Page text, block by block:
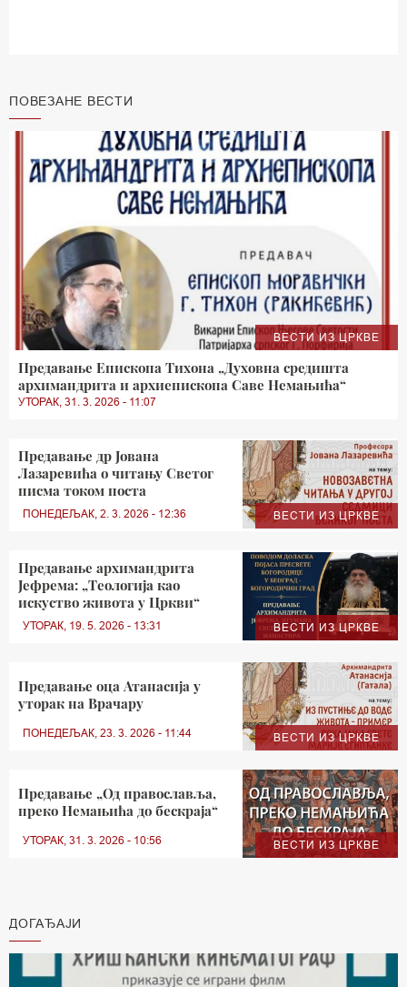
ПОВЕЗАНЕ ВЕСТИ
ВЕСТИ ИЗ ЦРКВЕ
Предавање Епископа Тихона „Духовна средишта
архимандрита и архиепископа Саве Немањића“
УТОРАК, 31. 3. 2026 - 11:07
ВЕСТИ ИЗ ЦРКВЕ
Предавање др Јована
Лазаревића о читању Светог
писма током поста
ПОНЕДЕЉАК, 2. 3. 2026 - 12:36
ВЕСТИ ИЗ ЦРКВЕ
Предавање архимандрита
Јефрема: „Теологија као
искуство живота у Цркви“
УТОРАК, 19. 5. 2026 - 13:31
ВЕСТИ ИЗ ЦРКВЕ
Предавање оца Атанасија у
уторак на Врачару
ПОНЕДЕЉАК, 23. 3. 2026 - 11:44
ВЕСТИ ИЗ ЦРКВЕ
Предавање „Од православља,
преко Немањића до бескраја“
УТОРАК, 31. 3. 2026 - 10:56
ДОГАЂАЈИ